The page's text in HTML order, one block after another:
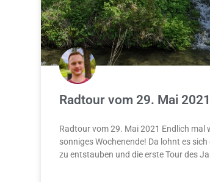
Radtour vom 29. Mai 2021
Radtour vom 29. Mai 2021 Endlich mal
sonniges Wochenende! Da lohnt es
zu entstauben und die erste Tour des